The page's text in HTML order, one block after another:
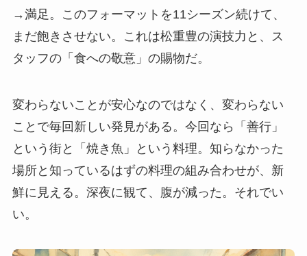
→満足。このフォーマットを11シーズン続けて、
まだ飽きさせない。これは松重豊の演技力と、ス
タッフの「食への敬意」の賜物だ。
変わらないことが安心なのではなく、変わらない
ことで毎回新しい発見がある。今回なら「善行」
という街と「焼き魚」という料理。知らなかった
場所と知っているはずの料理の組み合わせが、新
鮮に見える。深夜に観て、腹が減った。それでい
い。